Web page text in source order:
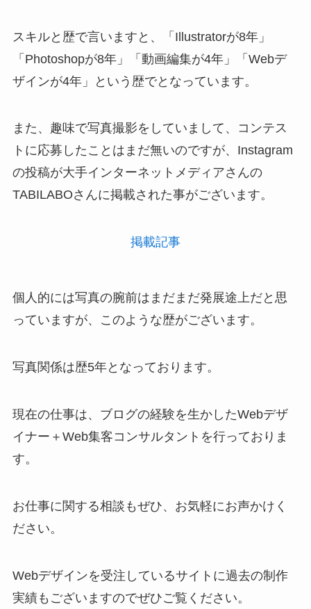
スキルと歴で言いますと、「Illustratorが8年」
「Photoshopが8年」「動画編集が4年」「Webデ
ザインが4年」という歴でとなっています。
また、趣味で写真撮影をしていまして、コンテス
トに応募したことはまだ無いのですが、Instagram
の投稿が大手インターネットメディアさんの
TABILABOさんに掲載された事がございます。
掲載記事
個人的には写真の腕前はまだまだ発展途上だと思
っていますが、このような歴がございます。
写真関係は歴5年となっております。
現在の仕事は、ブログの経験を生かしたWebデザ
イナー＋Web集客コンサルタントを行っておりま
す。
お仕事に関する相談もぜひ、お気軽にお声かけく
ださい。
Webデザインを受注しているサイトに過去の制作
実績もございますのでぜひご覧ください。